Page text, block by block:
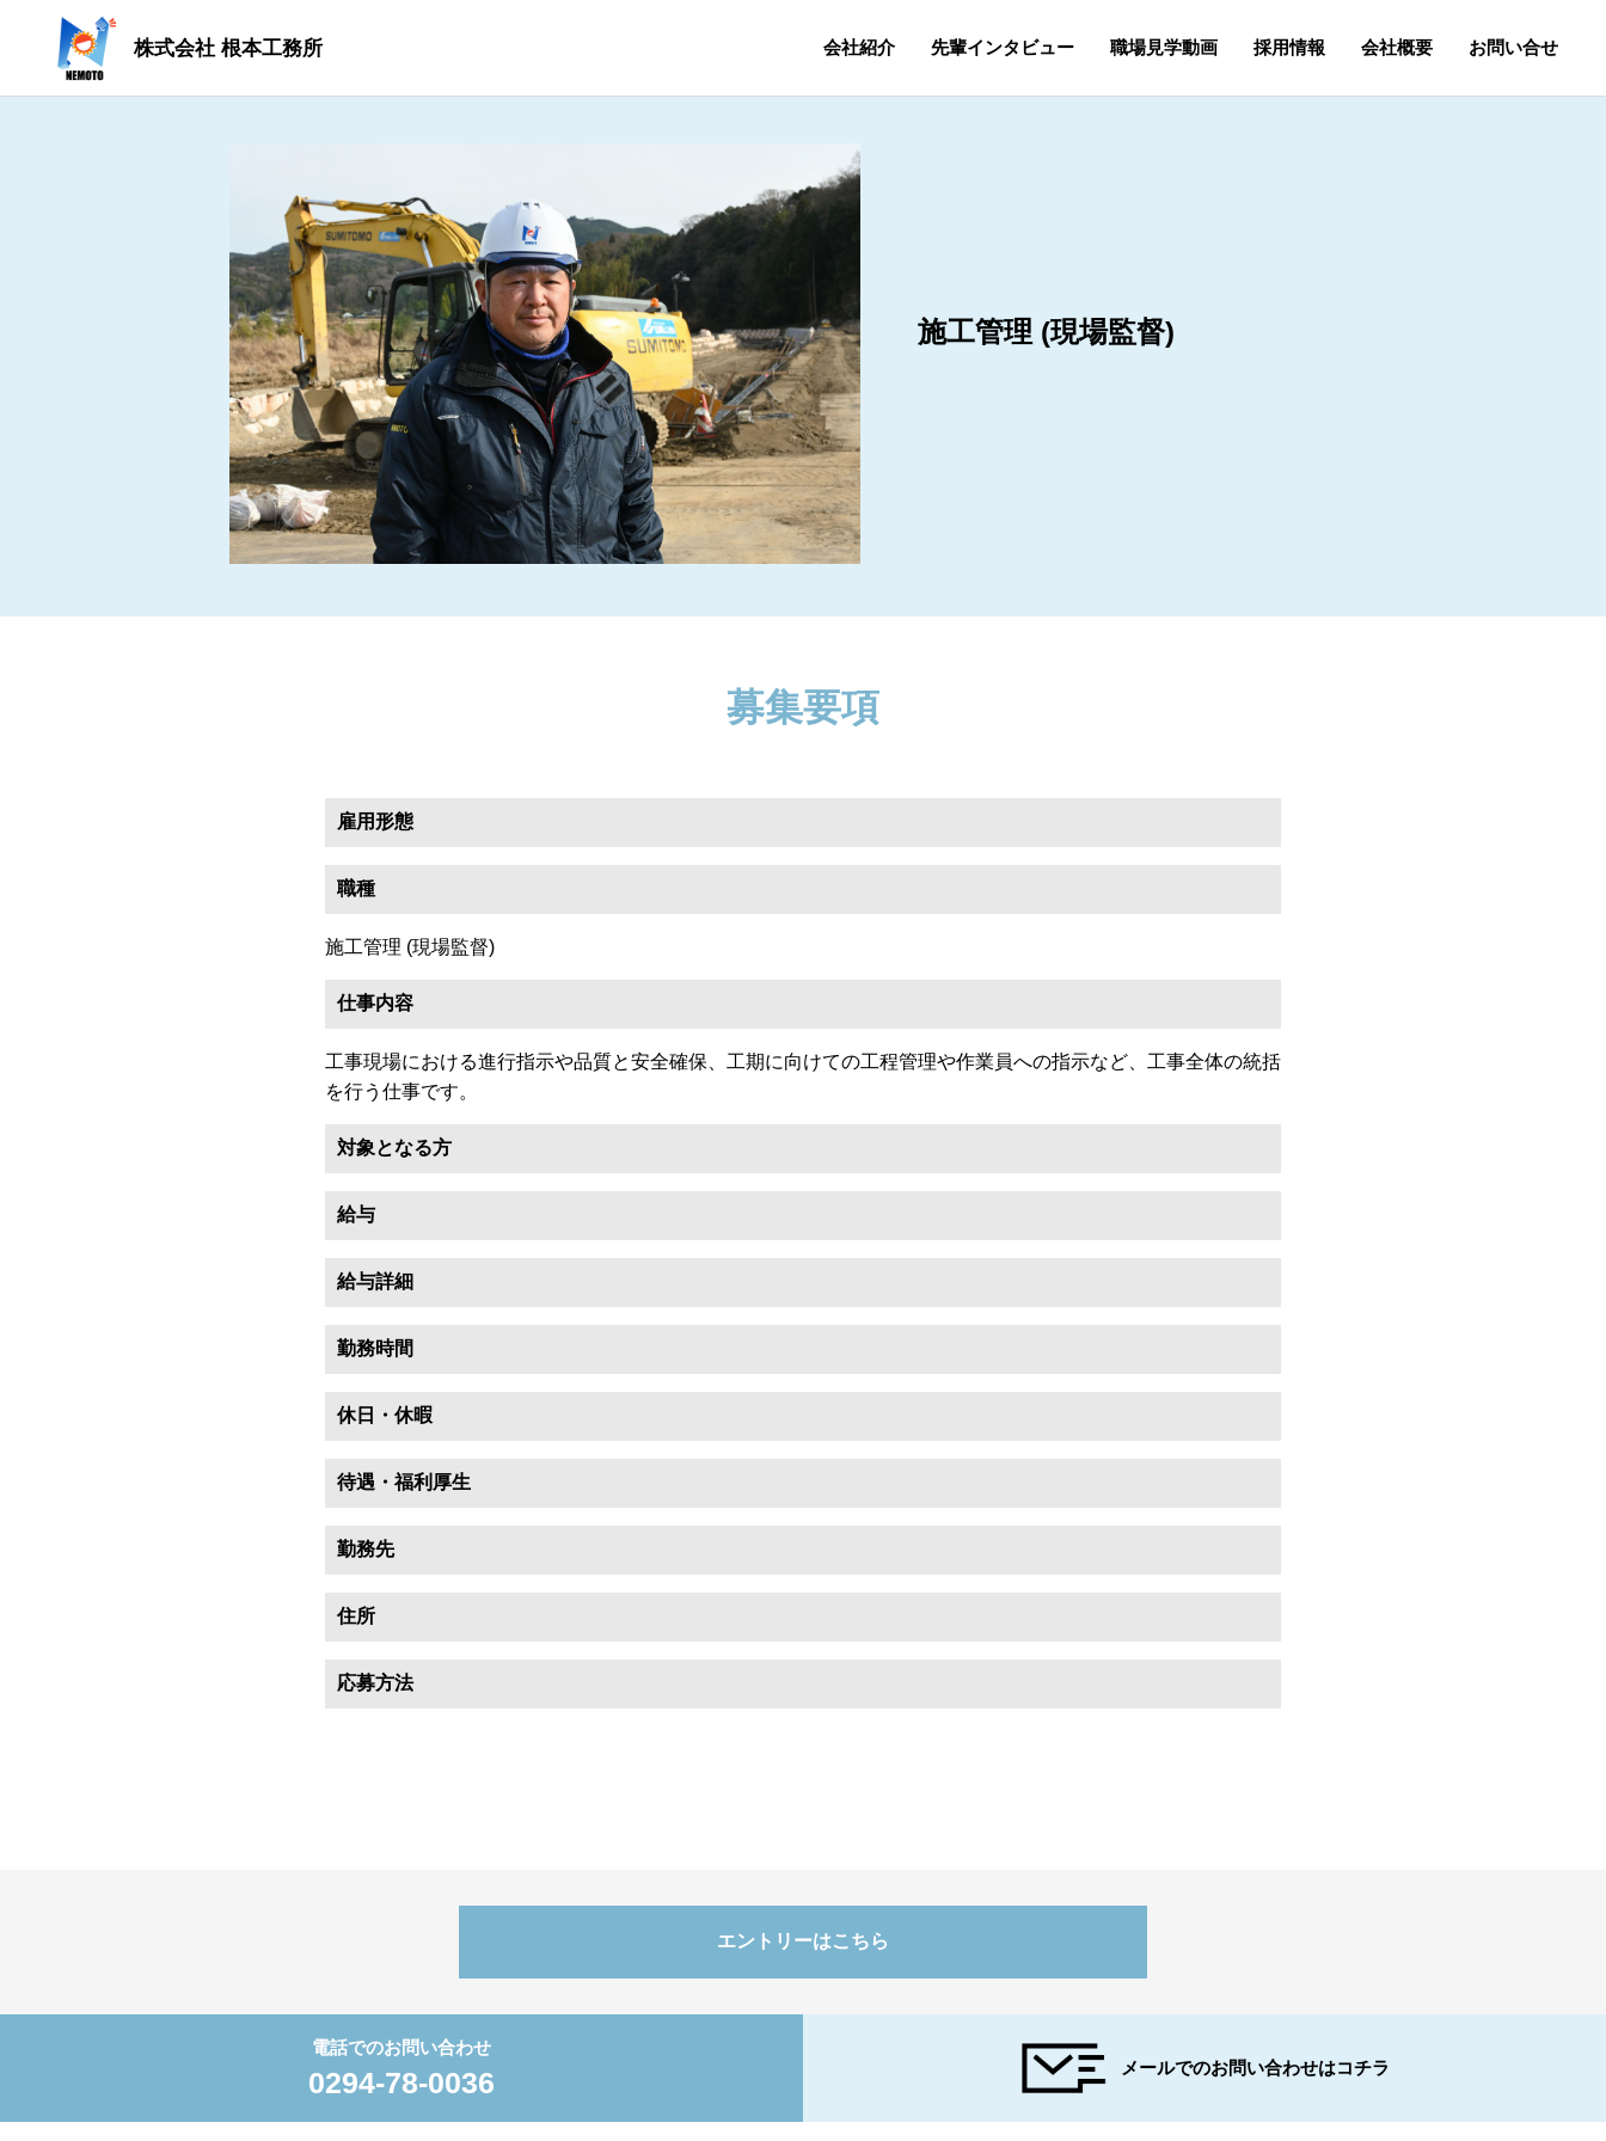
株式会社 根本工務所 会社紹介 先輩インタビュー 職場見学動画 採用情報 会社概要 お問い合せ
施工管理 (現場監督)
募集要項
雇用形態
職種
施工管理 (現場監督)
仕事内容
工事現場における進行指示や品質と安全確保、工期に向けての工程管理や作業員への指示など、工事全体の統括
を行う仕事です。
対象となる方
給与
給与詳細
勤務時間
休日・休暇
待遇・福利厚生
勤務先
住所
応募方法
エントリーはこちら
電話でのお問い合わせ
0294-78-0036 メールでのお問い合わせはコチラ